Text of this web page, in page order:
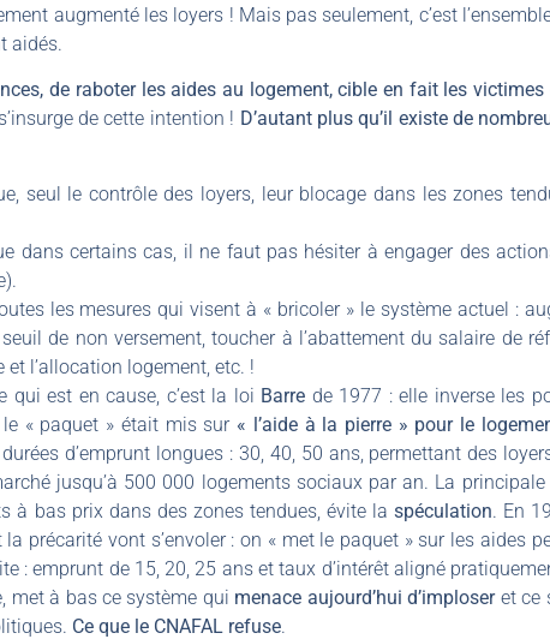
augmenté les loyers ! Mais pas seulement, c’est
aidés.
de raboter les aides au logement, cible en fait les
de cette intention ! D’autant plus qu’il existe de
seul le contrôle des loyers, leur blocage dans les zones
dans certains cas, il ne faut pas hésiter à engager des
les mesures qui visent à « bricoler » le système actuel :
de non versement, toucher à l’abattement du salaire de
l’allocation logement, etc. !
qui est en cause, c’est la loi Barre de 1977 : elle inverse les
« paquet » était mis sur « l’aide à la pierre » pour le
d’emprunt longues : 30, 40, 50 ans, permettant des
jusqu’à 500 000 logements sociaux par an. La principale
à bas prix dans des zones tendues, évite laspéculation. En
précarité vont s’envoler : on « met le paquet » sur les aides
: emprunt de 15, 20, 25 ans et taux d’intérêt aligné
met à bas ce système qui menace aujourd’hui d’imploseret ce
Ce que le CNAFAL refuse.